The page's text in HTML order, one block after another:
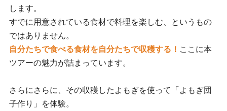
します。
すでに用意されている食材で料理を楽しむ、というもの
ではありません。
自分たちで食べる食材を自分たちで収穫する！ ここに本
ツアーの魅力が詰まっています。
さらにさらに、その収穫したよもぎを使って「よもぎ団
子作り」を体験。